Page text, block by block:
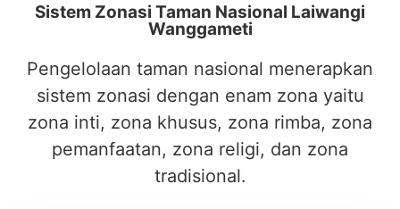
Sistem Zonasi Taman Nasional Laiwangi
Wanggameti
Pengelolaan taman nasional menerapkan
sistem zonasi dengan enam zona yaitu
zona inti, zona khusus, zona rimba, zona
pemanfaatan, zona religi, dan zona
tradisional.